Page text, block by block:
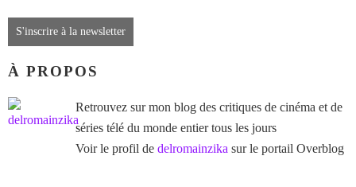
S'inscrire à la newsletter
À PROPOS
Retrouvez sur mon blog des critiques de cinéma et de
séries télé du monde entier tous les jours
Voir le profil de delromainzika sur le portail Overblog